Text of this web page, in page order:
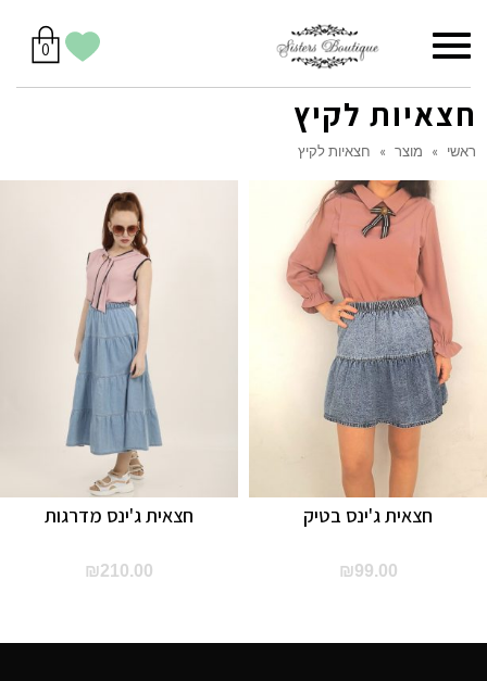
יש
לך
0מוצרים
בסל
הווישליסט
תפריט
חצאיות לקיץ
ראשי » מוצר » חצאיות לקיץ
חצאית ג'ינס מדרגות
₪210.00
חצאית ג'ינס בטיק
₪99.00